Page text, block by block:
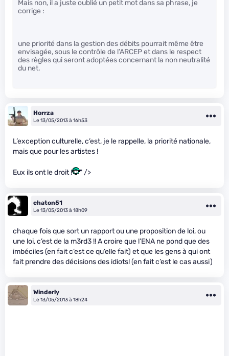
Mais non, il a juste oublié un petit mot dans sa phrase, je
corrige :
une priorité dans la gestion des débits pourrait même être
envisagée, sous le contrôle de l’ARCEP et dans le respect
des règles qui seront adoptées concernant la non neutralité
du net.
Horrza
Le 13/05/2013 à 16h53
L’exception culturelle, c’est, je le rappelle, la priorité nationale,
mais que pour les artistes !
Eux ils ont le droit ! " />
chaton51
Le 13/05/2013 à 18h09
chaque fois que sort un rapport ou une proposition de loi, ou
une loi, c’est de la m3rd3 !! A croire que l’ENA ne pond que des
imbéciles (en fait c’est ce qu’elle fait) et que les gens à qui ont
fait prendre des décisions des idiots! (en fait c’est le cas aussi)
Winderly
Le 13/05/2013 à 18h24